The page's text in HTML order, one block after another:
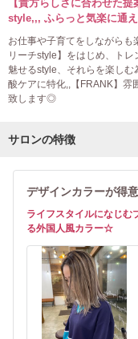
【貴方らしさに合わせた
style,,, ふらっと気楽に通
お仕事や子育てをしながら
リーチstyle】をはじめ、ト
魅せるstyle、それらを楽し
酸ケアに特化,,【FRANK】雰
致します◎
サロンの特徴
デザインカラーが得
ライフスタイルになじ
る外国人風カラー☆